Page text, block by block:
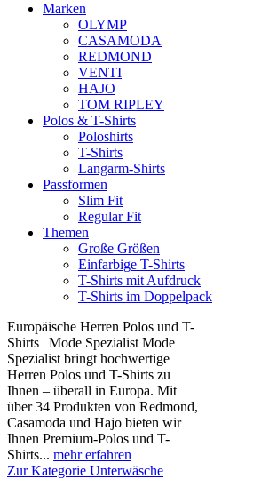
Marken
OLYMP
CASAMODA
REDMOND
VENTI
HAJO
TOM RIPLEY
Polos & T-Shirts
Poloshirts
T-Shirts
Langarm-Shirts
Passformen
Slim Fit
Regular Fit
Themen
Große Größen
Einfarbige T-Shirts
T-Shirts mit Aufdruck
T-Shirts im Doppelpack
Europäische Herren Polos und T-
Shirts | Mode Spezialist Mode
Spezialist bringt hochwertige
Herren Polos und T-Shirts zu
Ihnen – überall in Europa. Mit
über 34 Produkten von Redmond,
Casamoda und Hajo bieten wir
Ihnen Premium-Polos und T-
Shirts... mehr erfahren
Zur Kategorie Unterwäsche